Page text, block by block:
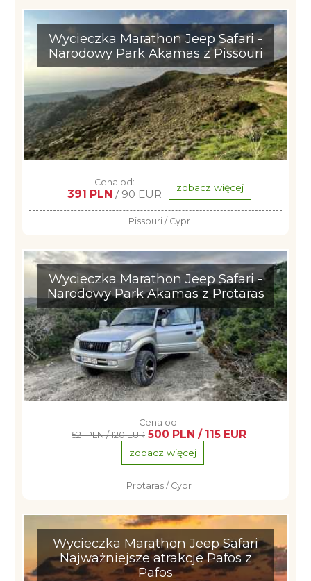
Wycieczka Marathon Jeep Safari -
Narodowy Park Akamas z Pissouri
Cena od:
391 PLN / 90 EUR zobacz więcej
Pissouri / Cypr
Wycieczka Marathon Jeep Safari -
Narodowy Park Akamas z Protaras
Cena od:
521 PLN / 120 EUR 500 PLN / 115 EUR
zobacz więcej
Protaras / Cypr
Wycieczka Marathon Jeep Safari
Najważniejsze atrakcje Pafos z
Pafos